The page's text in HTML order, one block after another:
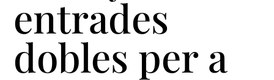
entrades
dobles per a